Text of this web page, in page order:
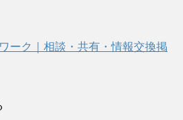
ーク｜相談・共有・情報交換掲